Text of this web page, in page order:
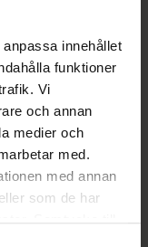
innehållet
funktioner
Vi
och annan
medier och
med.
med annan
som de har
Samtycke till
att vara
blir
Den ideala
runt
First
är
i
medföljer.